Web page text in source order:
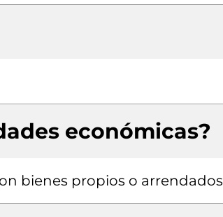
económicas?
bienes propios o arrendados